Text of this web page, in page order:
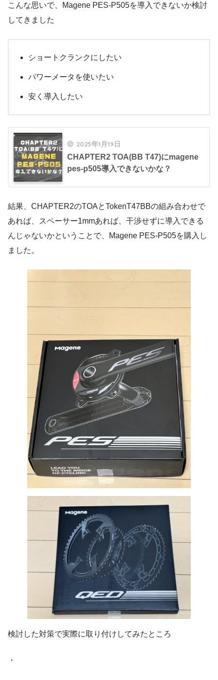
こんな思いで、Magene PES-P505を導入できないか検討
してきました
ショートクランクにしたい
パワーメータを使いたい
安く導入したい
2025年1月19日
CHAPTER2 TOA(BB T47)にmagene
pes-p505導入できないかな？
結果、CHAPTER2のTOAとTokenT47BBの組み合わせで
あれば、スペーサー1mmあれば、干渉せずに導入できる
んじゃないかということで、Magene PES-P505を購入し
ました。
検討した対策で実際に取り付けしてみたところ
・